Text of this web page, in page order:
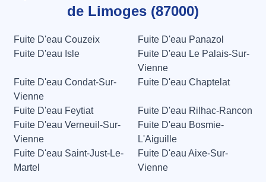
de Limoges (87000)
Fuite D'eau Couzeix
Fuite D'eau Panazol
Fuite D'eau Isle
Fuite D'eau Le Palais-Sur-
Vienne
Fuite D'eau Condat-Sur-
Vienne
Fuite D'eau Chaptelat
Fuite D'eau Feytiat
Fuite D'eau Rilhac-Rancon
Fuite D'eau Verneuil-Sur-
Vienne
Fuite D'eau Bosmie-
L'Aiguille
Fuite D'eau Saint-Just-Le-
Martel
Fuite D'eau Aixe-Sur-
Vienne